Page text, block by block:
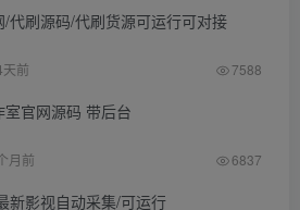
/代刷源码/代刷货源可运行可对接
天前 7588
室官网源码 带后台
月前 6837
新影视自动采集/可运行